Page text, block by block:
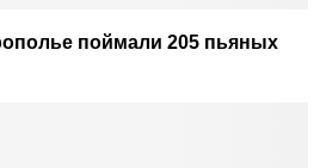
поймали 205 пьяных